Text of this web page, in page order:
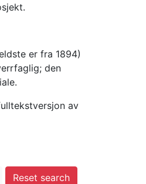
er fra 1894)
den
av
Reset search